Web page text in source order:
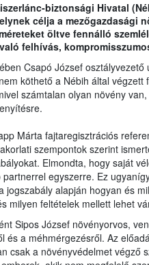
biztonsági Hivatal
célja a mezőgazdasági
öltve fennálló
felhívás,
Csapó József
köthető a Nébih által
számtalan olyan növény
Márta fajtaregisztrációs
szempontok szerint
Elmondta, hogy saját
egyszerre. Ez
jogszabály alapján hogyan és
milyen feltételek mellett lehet
Sipos József növényorvos,
és a méhmérgezésről. Az
csak a növényvédelmet végző